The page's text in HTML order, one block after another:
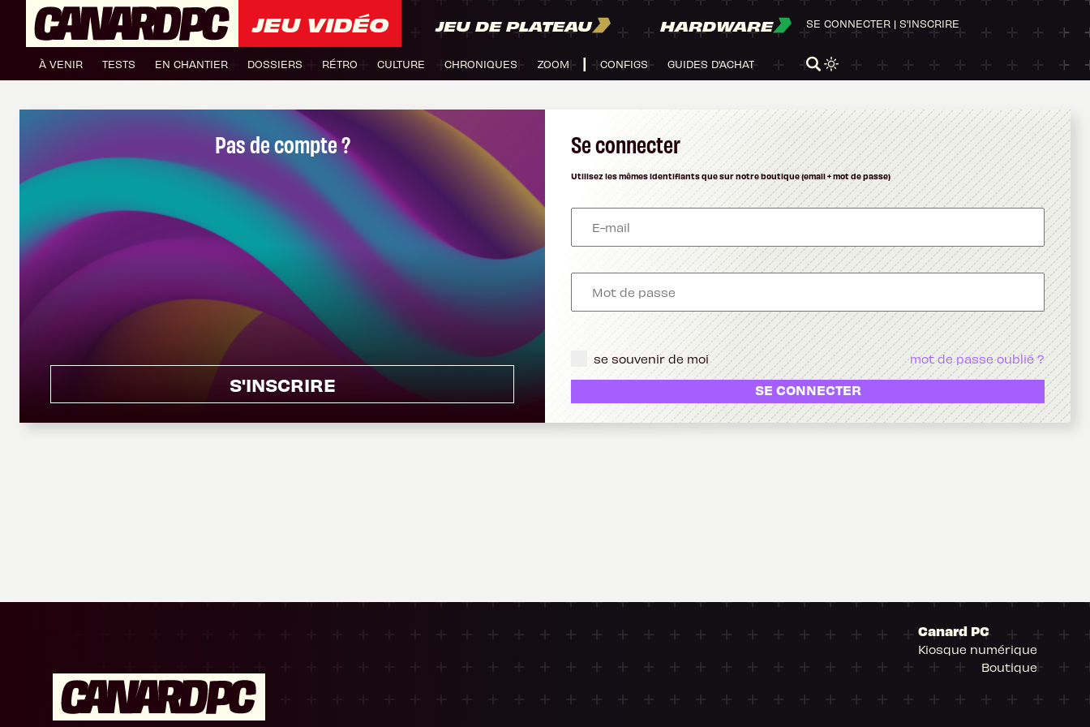
JEU VIDÉO JEU DE PLATEAU HARDWARE
À VENIR TESTS EN CHANTIER DOSSIERS RÉTRO CULTURE CHRONIQUES ZOOM CONFIGS GUIDES D'ACHAT
SE CONNECTER | S'INSCRIRE
Pas de compte ?
S'INSCRIRE
Se connecter
Utilisez les mêmes identifiants que sur notre boutique (email + mot de passe)
se souvenir de moi mot de passe oublié ?
SE CONNECTER
Canard PC
Kiosque numérique
Boutique